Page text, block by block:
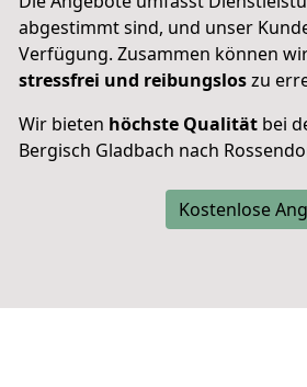
abgestimmt sind, und unser
Verfügung. Zusammen können
stressfrei und reibungsloszu
Wir bieten höchste Qualität bei
Bergisch Gladbach nach
Kostenlose